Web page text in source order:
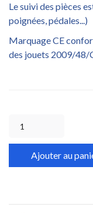
Le suivi des pièces
poignées, pédales...)
Marquage CE
des jouets 2009/48/
Ajouter au